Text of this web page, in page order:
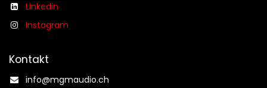
Linkedin
Instagram
Kontakt
info@mgmaudio.ch​